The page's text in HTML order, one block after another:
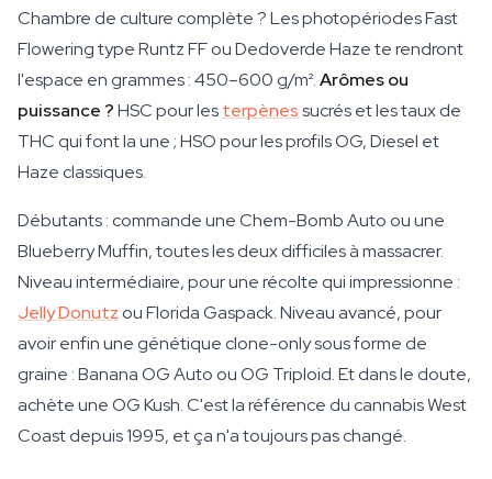
Chambre de culture complète ? Les photopériodes Fast
Flowering type Runtz FF ou Dedoverde Haze te rendront
l'espace en grammes : 450–600 g/m².Arômes ou
puissance ?HSC pour lesterpènessucrés et les taux de
THC qui font la une ; HSO pour les profils OG, Diesel et
Haze classiques.
Débutants : commande une Chem-Bomb Auto ou une
Blueberry Muffin, toutes les deux difficiles à massacrer.
Niveau intermédiaire, pour une récolte qui impressionne :
Jelly Donutz ou Florida Gaspack. Niveau avancé, pour
avoir enfin une génétique clone-only sous forme de
graine : Banana OG Auto ou OG Triploid. Et dans le doute,
achète une OG Kush. C'est la référence du cannabis West
Coast depuis 1995, et ça n'a toujours pas changé.